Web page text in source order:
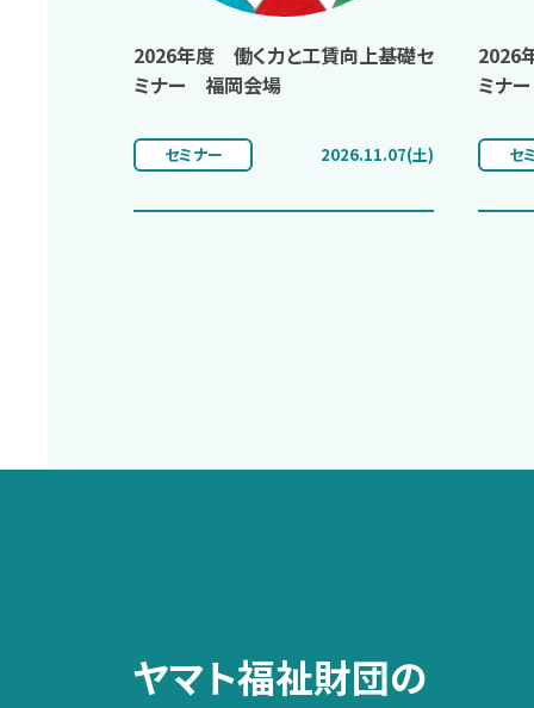
2026年度 働く力と工賃向上基礎セ
ミナー 福岡会場
セミナー 2026.11.07(土)
2026
ミナ
セ
ヤマト福祉財団の